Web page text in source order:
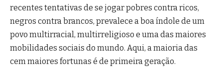
recentes tentativas de se jogar pobres contra ricos,
negros contra brancos, prevalece a boa índole de um
povo multirracial, multirreligioso e uma das maiores
mobilidades sociais do mundo. Aqui, a maioria das
cem maiores fortunas é de primeira geração.